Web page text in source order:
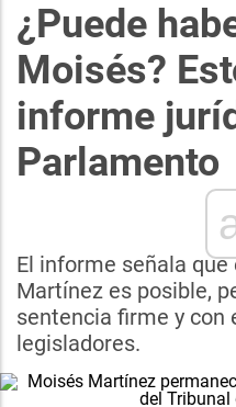
¿Puede
Moisés?
informe
Parlamento
El informe señala
Martínez es posible,
sentencia firme y con
legisladores.